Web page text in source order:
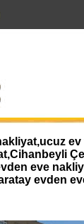
ev
eve
evden